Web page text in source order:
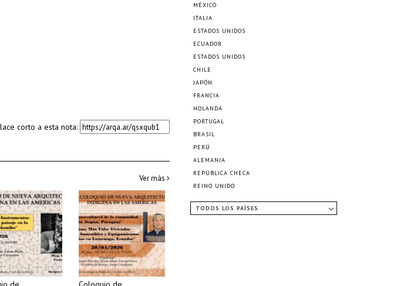
corto a esta nota:
Ver más
MÉXICO
ITALIA
ESTADOS UNIDOS
ECUADOR
ESTADOS UNIDOS
CHILE
JAPÓN
FRANCIA
HOLANDA
PORTUGAL
BRASIL
PERÚ
ALEMANIA
REPÚBLICA CHECA
REINO UNIDO
TODOS LOS PAÍSES